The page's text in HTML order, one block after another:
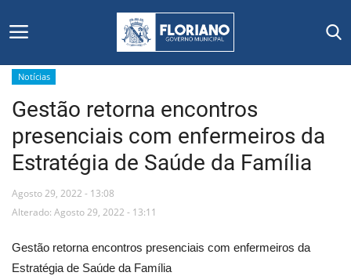
Início
Editais
Floriano
Mural de Licitações
Notícias
Gestão retorna encontros
presenciais com enfermeiros da
Estratégia de Saúde da Família
Agosto 29, 2022 - 13:08
Alterado: Agosto 29, 2022 - 13:11
Gestão retorna encontros presenciais com enfermeiros da
Estratégia de Saúde da Família